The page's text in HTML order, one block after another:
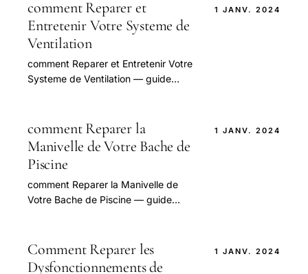
comment Reparer et
Entretenir Votre Systeme de
Ventilation
comment Reparer et Entretenir Votre
Systeme de Ventilation — guide
1 JANV. 2024
comment Reparer la
Manivelle de Votre Bache de
Piscine
comment Reparer la Manivelle de
Votre Bache de Piscine — guide
1 JANV. 2024
Comment Reparer les
Dysfonctionnements de
1 JANV. 2024